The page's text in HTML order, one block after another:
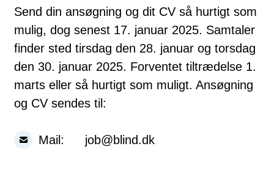
Send din ansøgning og dit CV så hurtigt som
mulig, dog senest 17. januar 2025. Samtaler
finder sted tirsdag den 28. januar og torsdag
den 30. januar 2025. Forventet tiltrædelse 1.
marts eller så hurtigt som muligt. Ansøgning
og CV sendes til:
Mail: job@blind.dk